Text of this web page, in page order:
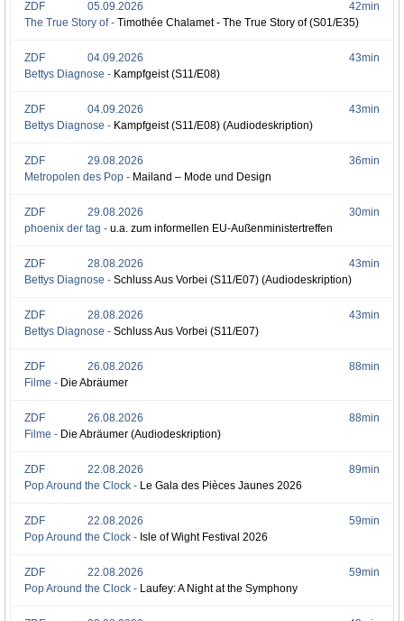
42min
ZDF
05.09.2026
The True Story of - Timothée Chalamet - The True Story of (S01/E35)
43min
ZDF
04.09.2026
Bettys Diagnose - Kampfgeist (S11/E08)
43min
ZDF
04.09.2026
Bettys Diagnose - Kampfgeist (S11/E08) (Audiodeskription)
36min
ZDF
29.08.2026
Metropolen des Pop - Mailand – Mode und Design
30min
ZDF
29.08.2026
phoenix der tag - u.a. zum informellen EU-Außenministertreffen
43min
ZDF
28.08.2026
Bettys Diagnose - Schluss Aus Vorbei (S11/E07) (Audiodeskription)
43min
ZDF
28.08.2026
Bettys Diagnose - Schluss Aus Vorbei (S11/E07)
88min
ZDF
26.08.2026
Filme - Die Abräumer
88min
ZDF
26.08.2026
Filme - Die Abräumer (Audiodeskription)
89min
ZDF
22.08.2026
Pop Around the Clock - Le Gala des Pièces Jaunes 2026
59min
ZDF
22.08.2026
Pop Around the Clock - Isle of Wight Festival 2026
59min
ZDF
22.08.2026
Pop Around the Clock - Laufey: A Night at the Symphony